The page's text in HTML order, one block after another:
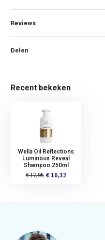
Reviews
Delen
Recent bekeken
Wella Oil Reflections
Luminous Reveal
Shampoo 250ml
€ 17,95 € 16,32